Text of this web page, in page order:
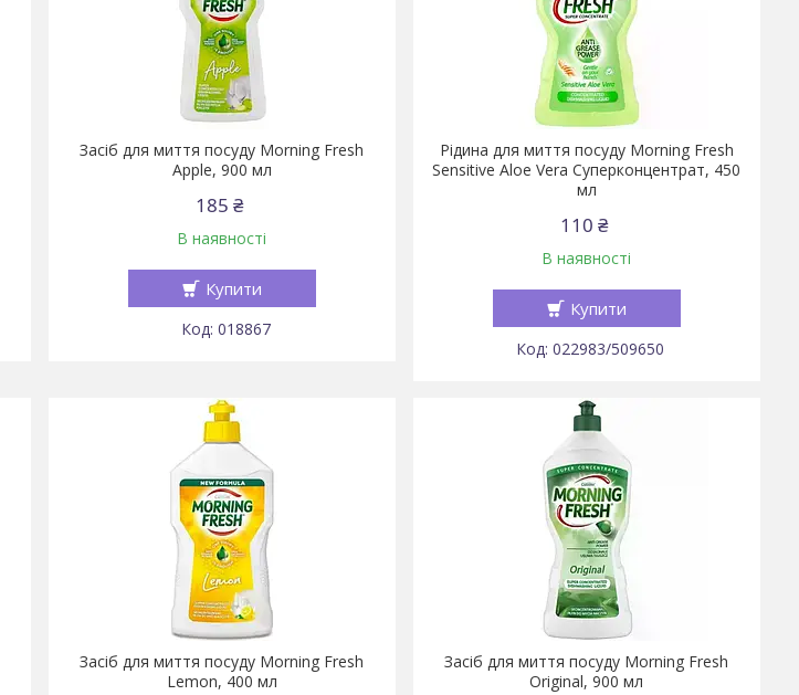
Засіб для миття посуду Morning Fresh
Apple, 900 мл
185 ₴
В наявності
Купити
018867
Рідина для миття посуду Morning Fresh
Sensitive Aloe Vera Cуперконцентрат, 450
мл
110 ₴
В наявності
Купити
022983/509650
Засіб для миття посуду Morning Fresh
Lemon, 400 мл
Засіб для миття посуду Morning Fresh
Original, 900 мл